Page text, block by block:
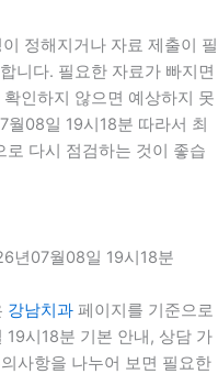
정해지거나 자료 제출이 필
니다. 필요한 자료가 빠지면
인하지 않으면 예상하지 못
08일 19시18분 따라서 최
다시 점검하는 것이 좋습
년07월08일 19시18분
강남치과 페이지를 기준으로
시18분 기본 안내, 상담 가
사항을 나누어 보면 필요한